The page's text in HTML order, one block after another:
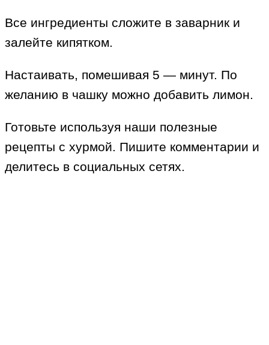
Все ингредиенты сложите в заварник и
залейте кипятком.
Настаивать, помешивая 5 — минут. По
желанию в чашку можно добавить лимон.
Готовьте используя наши полезные
рецепты с хурмой. Пишите комментарии и
делитесь в социальных сетях.